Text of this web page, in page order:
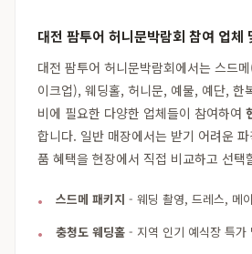
대전 팜투어 허니문박람회 참여 업체
대전 팜투어 허니문박람회에서는 스드
이크업), 웨딩홀, 허니문, 예물, 예단, 한
비에 필요한 다양한 업체들이 참여하여
합니다. 일반 매장에서는 받기 어려운
품 혜택을 현장에서 직접 비교하고 선택
스드메 패키지 - 웨딩 촬영, 드레스, 메
충청도 웨딩홀 - 지역 인기 예식장 특가